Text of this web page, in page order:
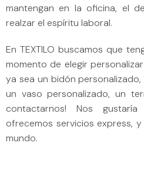
mantengan en la oficina, el
realzar el espíritu laboral.
En TEXTILO buscamos que
momento de elegir
ya sea un bidón
un vaso personalizado, un
contactarnos! Nos
ofrecemos servicios express,
mundo.